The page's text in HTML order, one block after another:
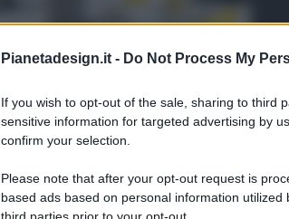
Pianetadesign.it - Do Not Process My
If you wish to opt-out of the sale, sharing to third
sensitive information for targeted advertising by
confirm your selection.
Please note that after your opt-out request is
based ads based on personal information